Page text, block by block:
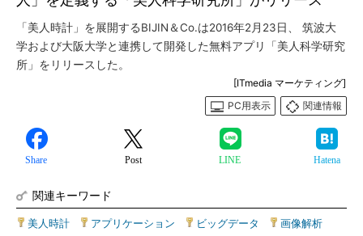
「美人時計」を展開するBIJIN＆Co.は2016年2月23日、 筑波大
学および大阪大学と連携して開発した無料アプリ「美人科学研究
所」をリリースした。
[ITmedia マーケティング]
PC用表示
関連情報
Share Post LINE Hatena
関連キーワード
美人時計 アプリケーション ビッグデータ 画像解析